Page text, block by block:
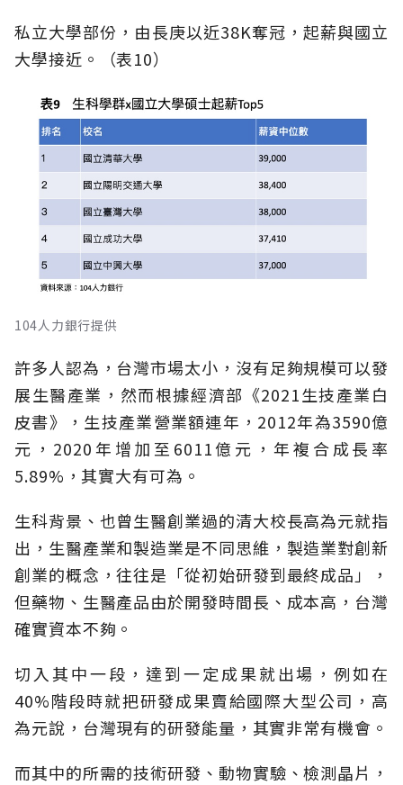
私立大學部份，由長庚以近38K奪冠，起薪與國立
大學接近。（表10）
104人力銀行提供
許多人認為，台灣市場太小，沒有足夠規模可以發
展生醫產業，然而根據經濟部《2021生技產業白
皮書》，生技產業營業額連年，2012年為3590億
元，2020年增加至6011億元，年複合成長率
5.89%，其實大有可為。
生科背景、也曾生醫創業過的清大校長高為元就指
出，生醫產業和製造業是不同思維，製造業對創新
創業的概念，往往是「從初始研發到最終成品」，
但藥物、生醫產品由於開發時間長、成本高，台灣
確實資本不夠。
切入其中一段，達到一定成果就出場，例如在
40%階段時就把研發成果賣給國際大型公司，高
為元說，台灣現有的研發能量，其實非常有機會。
而其中的所需的技術研發、動物實驗、檢測晶片，